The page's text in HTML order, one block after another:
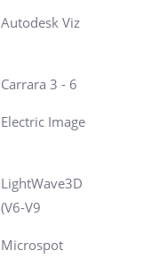
Autodesk Viz
Carrara 3 - 6
Electric Image
LightWave3D
(V6-V9
Microspot